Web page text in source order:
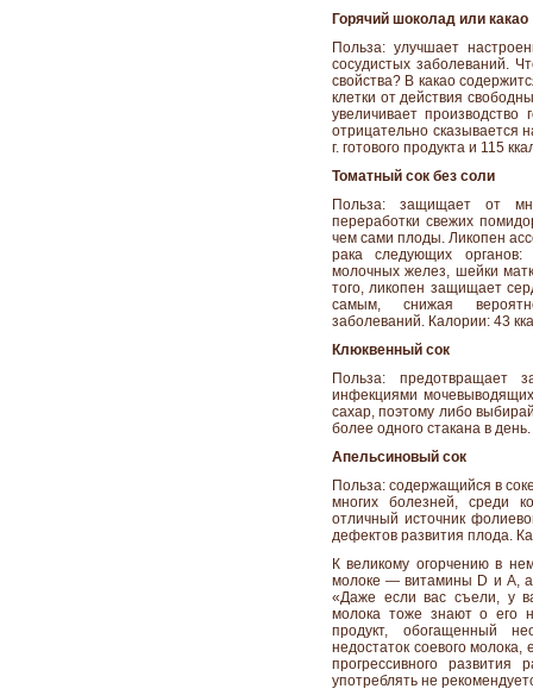
Горячий шоколад или какао
Польза: улучшает
сосудистых заболеваний.
свойства? В какао
клетки от действия
увеличивает производство
отрицательно сказывается
г. готового продукта и 115
Томатный сок без соли
Польза: защищает от
переработки свежих
чем сами плоды. Ликопен
рака следующих органов:
молочных желез, шейки
того, ликопен защищает
самым, снижая
заболеваний. Калории: 43
Клюквенный сок
Польза: предотвращает
инфекциями
сахар, поэтому либо
более одного стакана в
Апельсиновый сок
Польза: содержащийся в
многих болезней, среди
отличный источник
дефектов развития плода.
К великому огорчению в
молоке — витамины D и A, а
«Даже если вас съели, у
молока тоже знают о его
продукт, обогащенный
недостаток соевого молока,
прогрессивного
употреблять не